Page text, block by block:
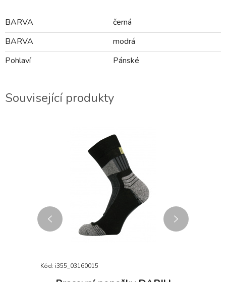
BARVA
černá
BARVA
modrá
Pohlaví
Pánské
Související produkty
Kód: i355_03160015